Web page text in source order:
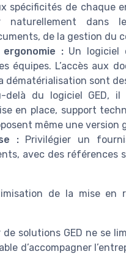
spécificités de chaque
naturellement dans
de la gestion du
:Un logiciel
équipes. L’accès aux
dématérialisation sont
delà du logiciel GED, il
en place, support
même une
:Privilégier un
avec des références
de la mise en
solutions GED ne se
d’accompagner